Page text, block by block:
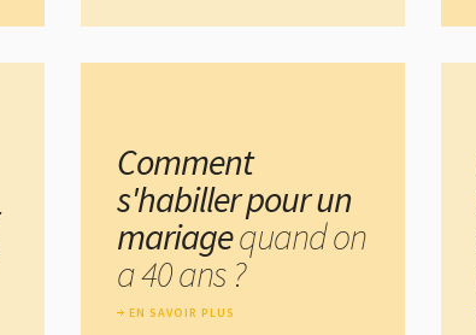
Comment
s'habiller pour un
mariagequand on
a 40 ans ?
EN SAVOIR PLUS